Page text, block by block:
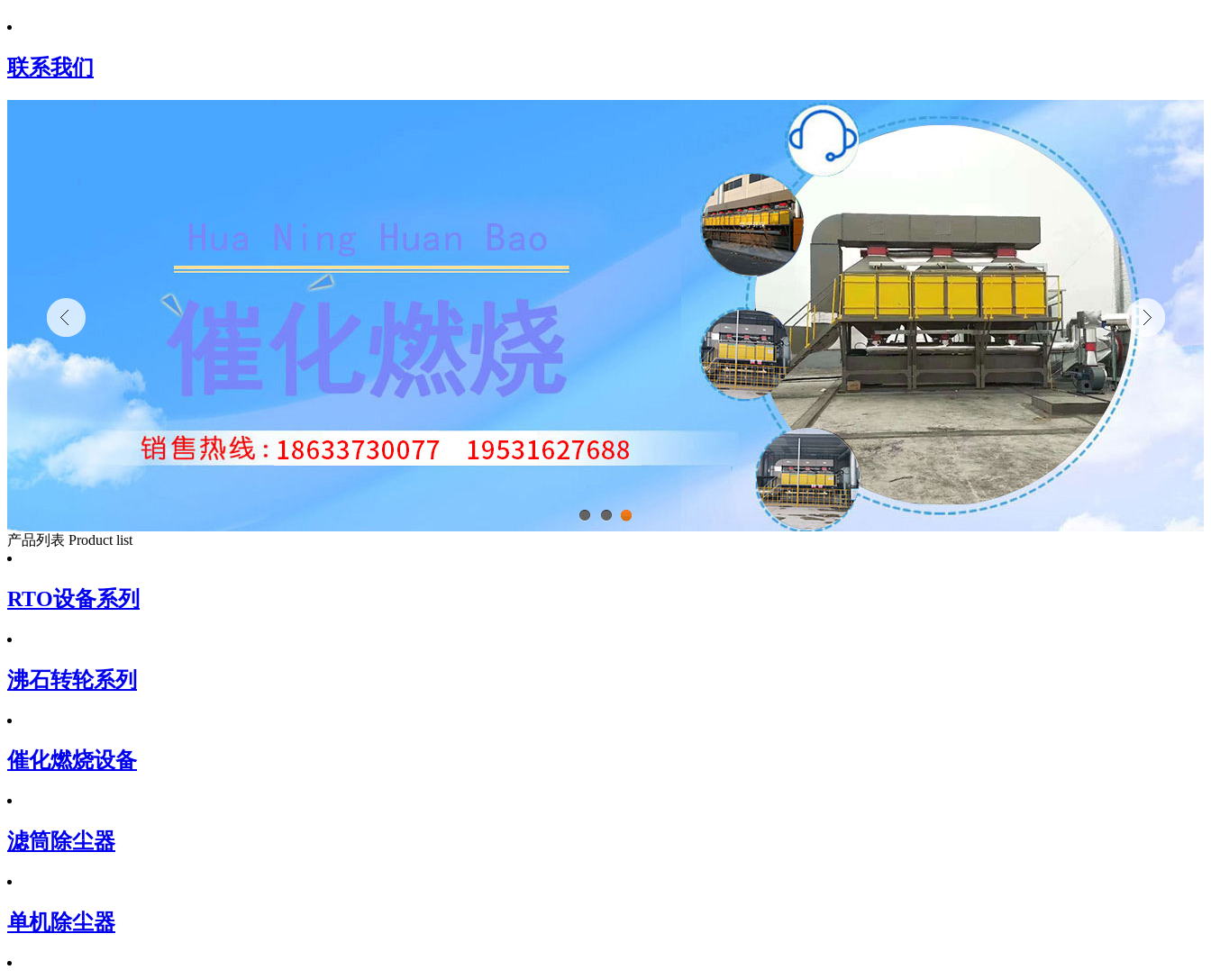
联系我们
产品列表 Product list
RTO设备系列
沸石转轮系列
催化燃烧设备
滤筒除尘器
单机除尘器